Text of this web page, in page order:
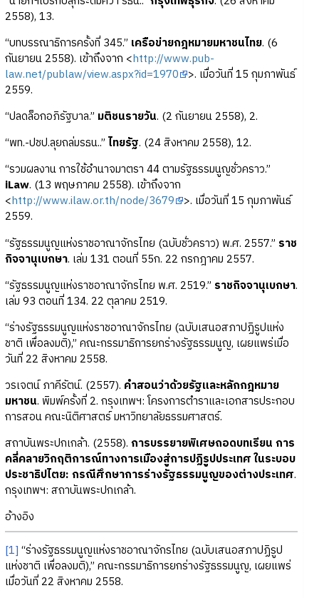
2558), 13.
“บทบรรณาธิการครั้งที่ 345.” เครือข่ายกฎหมายมหาชนไทย. (6
กันยายน 2558). เข้าถึงจาก <http://www.pub-
law.net/publaw/view.aspx?id=1970 >. เมื่อวันที่ 15 กุมภาพันธ์
2559.
“ปลดล็อกอภิรัฐบาล.” มติชนรายวัน. (2 กันยายน 2558), 2.
“พท.-ปชป.ลุยถล่มรธน..” ไทยรัฐ. (24 สิงหาคม 2558), 12.
“รวมผลงาน การใช้อำนาจมาตรา 44 ตามรัฐธรรมนูญชั่วคราว.”
iLaw. (13 พฤษภาคม 2558). เข้าถึงจาก
<http://www.ilaw.or.th/node/3679 >. เมื่อวันที่ 15 กุมภาพันธ์
2559.
“รัฐธรรมนูญแห่งราชอาณาจักรไทย (ฉบับชั่วคราว) พ.ศ. 2557.” ราช
กิจจานุเบกษา. เล่ม 131 ตอนที่ 55ก. 22 กรกฎาคม 2557.
“รัฐธรรมนูญแห่งราชอาณาจักรไทย พ.ศ. 2519.” ราชกิจจานุเบกษา.
เล่ม 93 ตอนที่ 134. 22 ตุลาคม 2519.
“ร่างรัฐธรรมนูญแห่งราชอาณาจักรไทย (ฉบับเสนอสภาปฏิรูปแห่ง
ชาติ เพื่อลงมติ),” คณะกรรมาธิการยกร่างรัฐธรรมนูญ, เผยแพร่เมื่อ
วันที่ 22 สิงหาคม 2558.
วรเจตน์ ภาคีรัตน์. (2557). คำสอนว่าด้วยรัฐและหลักกฎหมาย
มหาชน. พิมพ์ครั้งที่ 2. กรุงเทพฯ: โครงการตำราและเอกสารประกอบ
การสอน คณะนิติศาสตร์ มหาวิทยาลัยธรรมศาสตร์.
สถาบันพระปกเกล้า. (2558). การบรรยายพิเศษถอดบทเรียน การ
คลี่คลายวิกฤติการณ์ทางการเมืองสู่การปฏิรูปประเทศ ในระบอบ
ประชาธิปไตย: กรณีศึกษาการร่างรัฐธรรมนูญของต่างประเทศ.
กรุงเทพฯ: สถาบันพระปกเกล้า.
อ้างอิง
[1] “ร่างรัฐธรรมนูญแห่งราชอาณาจักรไทย (ฉบับเสนอสภาปฏิรูป
แห่งชาติ เพื่อลงมติ),” คณะกรรมาธิการยกร่างรัฐธรรมนูญ, เผยแพร่
เมื่อวันที่ 22 สิงหาคม 2558.